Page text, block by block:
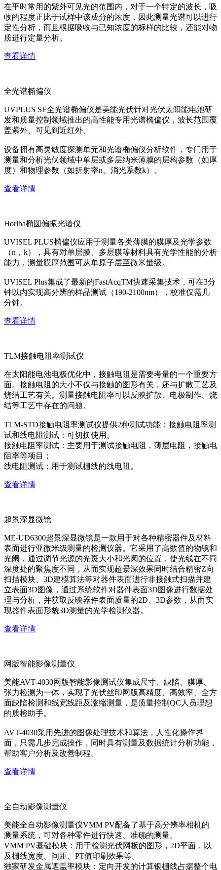
在平时常用的紫外可见光的范围内，对于一个特定的波长，吸
收的程度正比于试样中该成分的浓度，因此测量光谱可以进行
定性分析，而且根据吸收与已知浓度的标样的比较，还能对物
质进行定量分析。
查看详情
全光谱椭偏仪
UVPLUS SE全光谱椭偏仪是美能光伏针对光伏太阳能电池研
发和质量控制领域推出的高性能专用光谱椭偏仪，波长范围覆
盖紫外、可见到近红外。
设备拥有高灵敏度探测单元和光谱椭偏仪分析软件，专门用于
测量和分析光伏领域中单层或多层纳米薄膜的层构参数（如厚
度）和物理参数（如折射率n、消光系数k）。
查看详情
Horiba椭圆偏振光谱仪
UVISEL PLUS椭偏仪应用于测量各类薄膜的膜厚及光学参数
（n，k），具有对单层膜、多层膜等材料具有光学性能的分析
能力，测量膜厚范围可从单原子层至微米量级。
UVISEL Plus集成了最新的FastAcqTM快速采集技术，可在3分
钟以内实现高分辨的样品测试（190-2100nm），校准仅需几
分钟。
查看详情
TLM接触电阻率测试仪
在太阳能电池电极优化中，接触电阻是需要考量的一个重要方
面。接触电阻的大小不仅与接触的图形有关，还与扩散工艺及
烧结工艺有关。测量接触电阻率可以反映扩散、电极制作、烧
结等工艺中存在的问题。
TLM-STD接触电阻率测试仪提供2种测试功能：接触电阻率测
试和线电阻测试：可切换使用。
接触电阻率测试：主要用于测试接触电阻，薄层电阻，接触电
阻率等项目；
线电阻测试：用于测试栅线的线电阻。
查看详情
超景深显微镜
ME-UD6300超景深显微镜是一款用于对各种精密器件及材料
表面进行亚微米级测量的检测仪器。它采用了高数值的物镜和
光阑，通过调节光源的光斑大小和光阑的位置，使光线在不同
深度处的聚焦度不同，从而实现超景深效果同时结合精密Z向
扫描模块、3D建模算法等对器件表面进行非接触式扫描并建
立表面3D图像，通过系统软件对器件表面3D图像进行数据处
理与分析，并获取反映器件表面质量的2D、3D参数，从而实
现器件表面形貌3D测量的光学检测仪器。
查看详情
网版智能影像测量仪
美能AVT-4030网版智能影像测试仪集成尺寸、缺陷、膜厚、
张力检测为一体，实现了光伏丝印网版高精度、高效率、全方
面缺陷检测和线宽线距及涨缩测量，是质量控制QC人员理想
的质检助手。
AVT-4030采用先进的图像处理技术和算法，人性化操作界
面，只需几步完成操作，同时具有测量及数据统计分析功能，
帮助客户分析及改善制程。
查看详情
全自动影像测量仪
美能全自动影像测量仪VMM PV配备了基于高分辨率相机的
测量系统，可对各种零件进行快速、准确的测量。
VMM PV基础模块：用于检测光伏网板的图形，2D平面，以
及栅线宽度、间距、PT值印刷效果等。
独家研发金属遮盖率模块：定向开发的计算银栅线占据整个电